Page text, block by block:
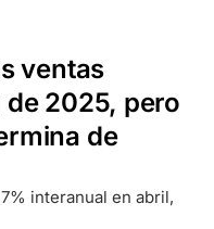
ventas
2025, pero
de
interanual en abril,